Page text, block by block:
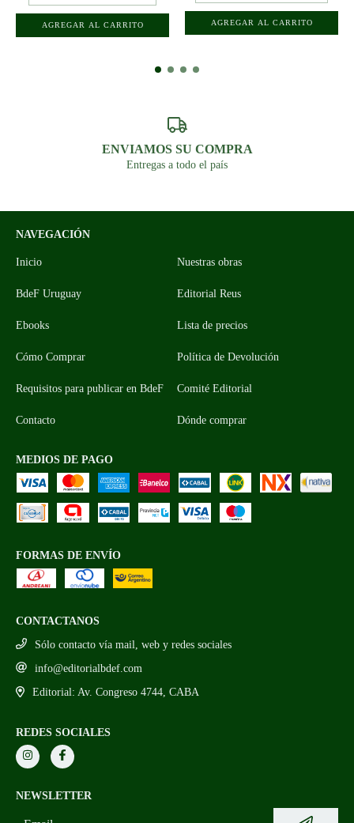
ENVIAMOS SU COMPRA
Entregas a todo el país
NAVEGACIÓN
Inicio Nuestras obras
BdeF Uruguay Editorial Reus
Ebooks Lista de precios
Cómo Comprar Política de Devolución
Requisitos para publicar en BdeF Comité Editorial
Contacto Dónde comprar
MEDIOS DE PAGO
FORMAS DE ENVÍO
CONTACTANOS
Sólo contacto vía mail, web y redes sociales
info@editorialbdef.com
Editorial: Av. Congreso 4744, CABA
REDES SOCIALES
NEWSLETTER